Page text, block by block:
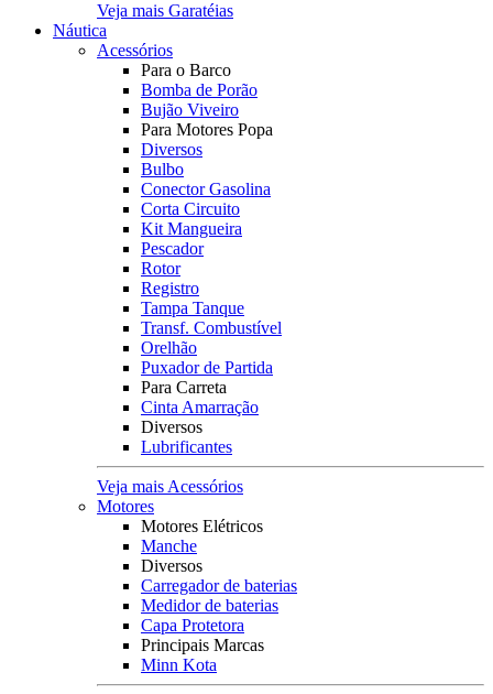
Veja mais Garatéias
Náutica
Acessórios
Para o Barco
Bomba de Porão
Bujão Viveiro
Para Motores Popa
Diversos
Bulbo
Conector Gasolina
Corta Circuito
Kit Mangueira
Pescador
Rotor
Registro
Tampa Tanque
Transf. Combustível
Orelhão
Puxador de Partida
Para Carreta
Cinta Amarração
Diversos
Lubrificantes
Veja mais Acessórios
Motores
Motores Elétricos
Manche
Diversos
Carregador de baterias
Medidor de baterias
Capa Protetora
Principais Marcas
Minn Kota